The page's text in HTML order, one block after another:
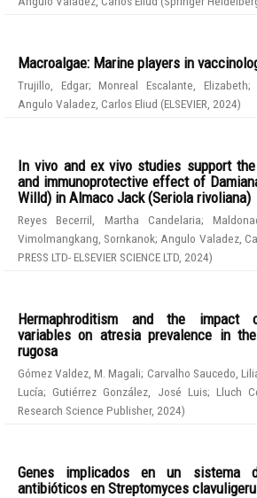
Macroalgae: Marine players in
Trujillo, Edgar;Monreal Escalante, Elizabeth;
Angulo Valadez, Carlos Eliud (ELSEVIER 2024)
In vivo and ex vivo studies support
and immunoprotective effect of
Willd) in Almaco Jack (Seriola rivoliana)
Reyes Becerril, Martha Candelaria;
Vimolmangkang, Sornkanok; Angulo Valadez,
PRESS LTD- ELSEVIER SCIENCE LTD 2024)
Hermaphroditism and the impact
variables on atresia prevalence in
rugosa
Gómez Valdez, M. Magali; Carvalho Saucedo,
Lucía;Gutiérrez González, José Luis;Lluch
Research Science Publisher, 2024)
Genes implicados en un sistema
antibióticos en Streptomyces